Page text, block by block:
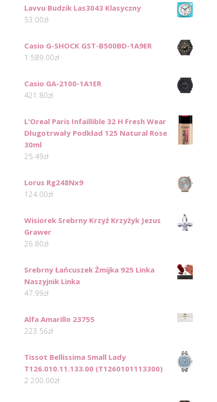
Lavvu Budzik Las3043 Klasyczny
53.00zł
Casio G-SHOCK GST-B500BD-1A9ER
1 589.00zł
Casio GA-2100-1A1ER
421.80zł
L'Oreal Paris Infaillible 32 H Fresh Wear
Długotrwały Podkład 125 Natural Rose
30ml
25.49zł
Lorus Rg248Nx9
124.00zł
Wisiorek Srebrny Krzyż Krzyżyk Jezus
Grawer
26.80zł
Srebrny Łańcuszek Żmijka 925 Linka
Naszyjnik Linka
47.99zł
Alfa Amarillo 23755
223.56zł
Tissot Bellissima Small Lady
T126.010.11.133.00 (T1260101113300)
2 200.00zł